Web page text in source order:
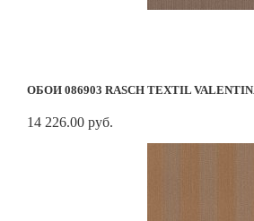
ОБОИ 086903 RASCH TEXTIL
14 226.00 руб.